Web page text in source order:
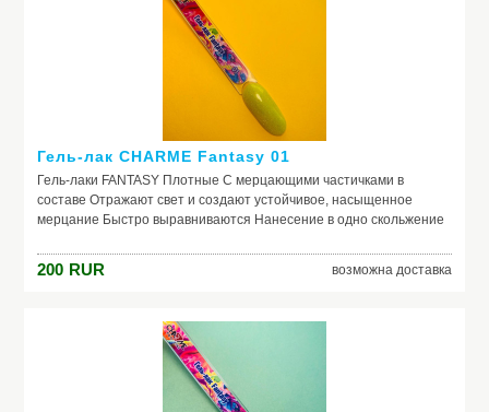
Гель-лак CHARME Fantasy 01
Гель-лаки FANTASY Плотные С мерцающими частичками в
составе Отражают свет и создают устойчивое, насыщенное
мерцание Быстро выравниваются Нанесение в одно скольжение
200 RUR возможна доставка